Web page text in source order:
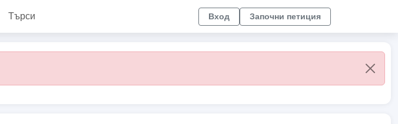
Търси Вход Започни петиция